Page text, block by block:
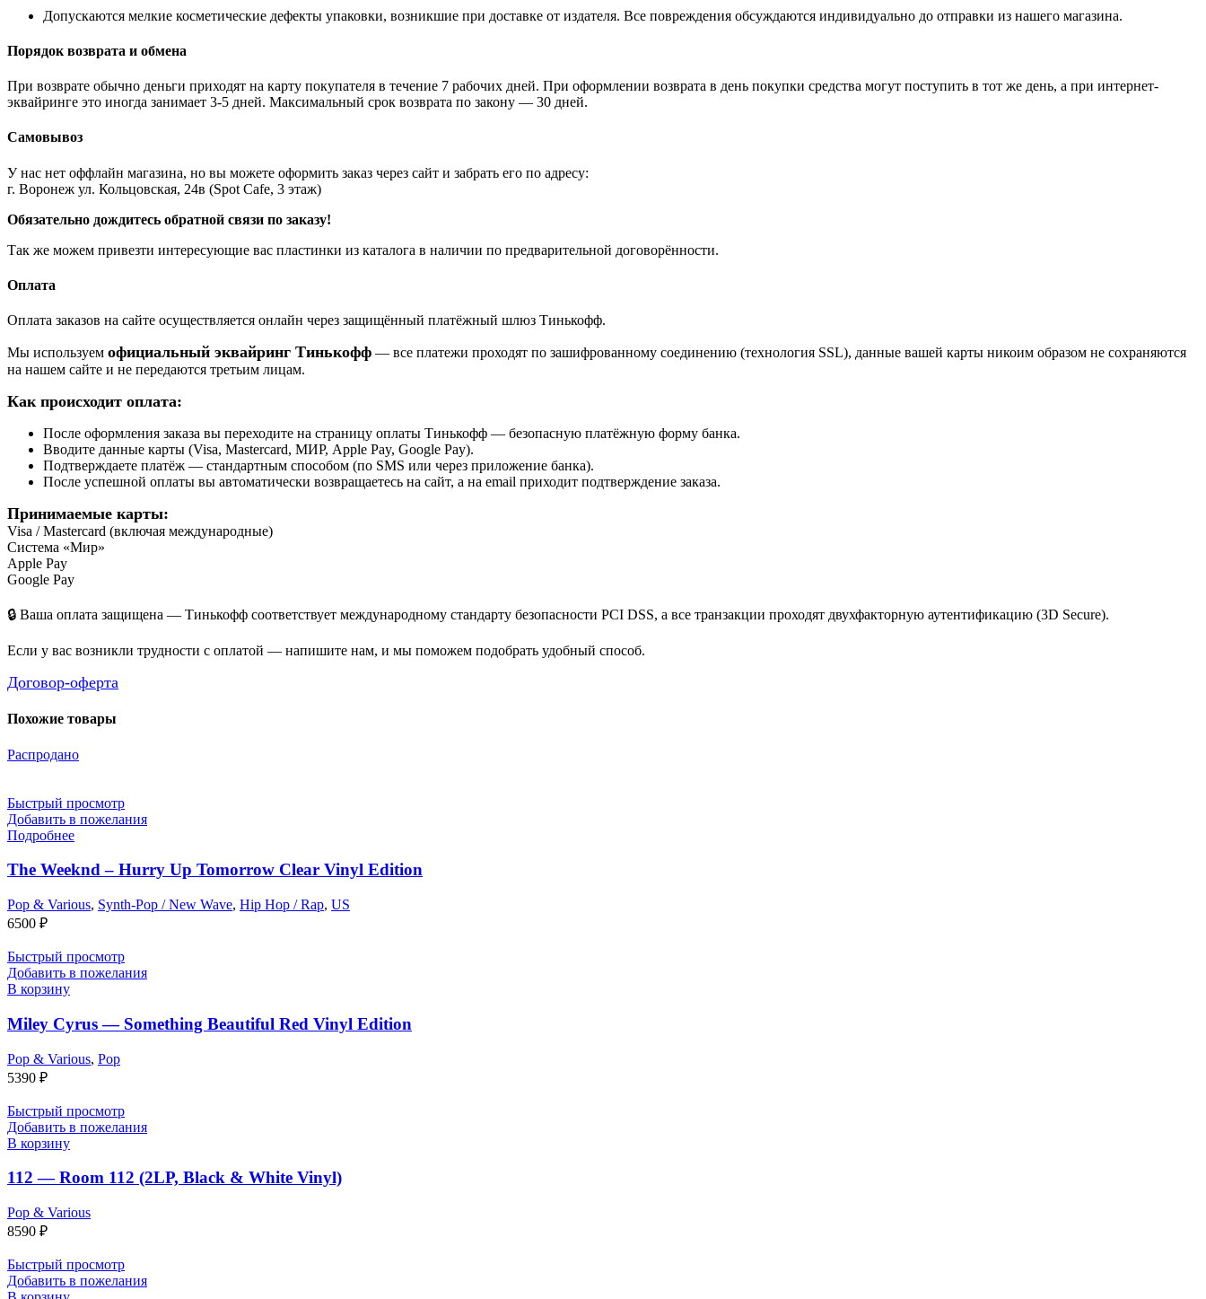
Допускаются мелкие косметические дефекты упаковки, возникшие при доставке от издателя. Все повреждения обсуждаются индивидуально до отправки из нашего магазина.
Порядок возврата и обмена
При возврате обычно деньги приходят на карту покупателя в течение 7 рабочих дней. При оформлении возврата в день покупки средства могут поступить в тот же день, а при интернет-
эквайринге это иногда занимает 3-5 дней. Максимальный срок возврата по закону — 30 дней.
Самовывоз
У нас нет оффлайн магазина, но вы можете оформить заказ через сайт и забрать его по адресу:
г. Воронеж ул. Кольцовская, 24в (Spot Cafe, 3 этаж)
Обязательно дождитесь обратной связи по заказу!
Так же можем привезти интересующие вас пластинки из каталога в наличии по предварительной договорённости.
Оплата
Оплата заказов на сайте осуществляется онлайн через защищённый платёжный шлюз Тинькофф.
Мы используем официальный эквайринг Тинькофф — все платежи проходят по зашифрованному соединению (технология SSL), данные вашей карты никоим образом не сохраняются
на нашем сайте и не передаются третьим лицам.
Как происходит оплата:
После оформления заказа вы переходите на страницу оплаты Тинькофф — безопасную платёжную форму банка.
Вводите данные карты (Visa, Mastercard, МИР, Apple Pay, Google Pay).
Подтверждаете платёж — стандартным способом (по SMS или через приложение банка).
После успешной оплаты вы автоматически возвращаетесь на сайт, а на email приходит подтверждение заказа.
Принимаемые карты:
Visa / Mastercard (включая международные)
Система «Мир»
Apple Pay
Google Pay
🔒 Ваша оплата защищена — Тинькофф соответствует международному стандарту безопасности PCI DSS, а все транзакции проходят двухфакторную аутентификацию (3D Secure).
Если у вас возникли трудности с оплатой — напишите нам, и мы поможем подобрать удобный способ.
Договор-оферта
Похожие товары
Распродано
Быстрый просмотр
Добавить в пожелания
Подробнее
The Weeknd – Hurry Up Tomorrow Clear Vinyl Edition
Pop & Various, Synth-Pop / New Wave, Hip Hop / Rap, US
6500 ₽
Быстрый просмотр
Добавить в пожелания
В корзину
Miley Cyrus — Something Beautiful Red Vinyl Edition
Pop & Various, Pop
5390 ₽
Быстрый просмотр
Добавить в пожелания
В корзину
112 — Room 112 (2LP, Black & White Vinyl)
Pop & Various
8590 ₽
Быстрый просмотр
Добавить в пожелания